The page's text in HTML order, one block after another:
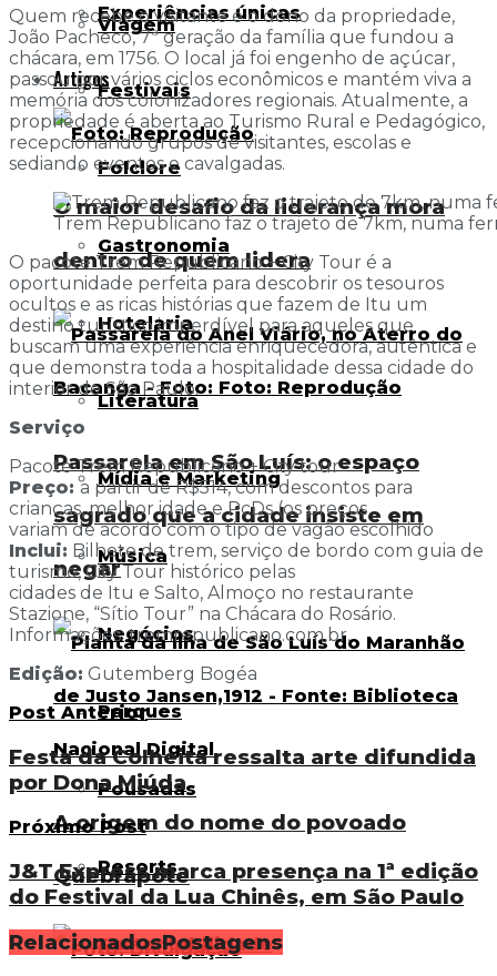
Viagem
Artigos
O maior desafio da liderança mora
dentro de quem lidera
Passarela em São Luís: o espaço
sagrado que a cidade insiste em
negar
A origem do nome do povoado
Quebrapote
Experiências únicas
Festivais
Folclore
Gastronomia
Hotelaria
Literatura
Mídia e Marketing
Música
Negócios
Parques
Pousadas
Resorts
Sustentabilidade
Quem recebe o visitante é o dono da propriedade,
João Pacheco, 7ª geração da família que fundou a
chácara, em 1756. O local já foi engenho de açúcar,
passou por vários ciclos econômicos e mantém viva a
memória dos colonizadores regionais. Atualmente, a
propriedade é aberta ao Turismo Rural e Pedagógico,
recepcionando grupos de visitantes, escolas e
sediando eventos e cavalgadas.
Trem Republicano faz o trajeto de 7km, numa
O pacote Trem Republicano + City Tour é a
oportunidade perfeita para descobrir os tesouros
ocultos e as ricas histórias que fazem de Itu um
destino turístico imperdível para aqueles que
buscam uma experiência enriquecedora, autêntica e
que demonstra toda a hospitalidade dessa cidade do
interior de São Paulo.
Serviço
Pacote Trem Republicano + City tour
Preço:a partir de R$514, com descontos para
crianças, melhor idade e PcDs (os preços
variam de acordo com o tipo de vagão escolhido
Inclui: Bilhete de trem, serviço de bordo com guia de
turismo, City Tour histórico pelas
cidades de Itu e Salto, Almoço no restaurante
Stazione, “Sítio Tour” na Chácara do Rosário.
Informações: tremrepublicano.com.br.
Edição: Gutemberg Bogéa
Post Anterior
Festa da Colheita ressalta arte difundida
por Dona Miúda
Próximo Post
J&T Express marca presença na 1ª edição
do Festival da Lua Chinês, em São Paulo
RelacionadosPostagens